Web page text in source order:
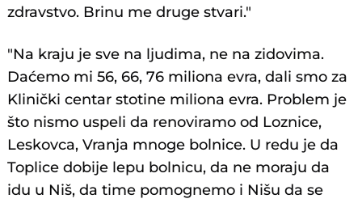
zdravstvo. Brinu me druge stvari."
"Na kraju je sve na ljudima, ne na zidovima.
Daćemo mi 56, 66, 76 miliona evra, dali smo za
Klinički centar stotine miliona evra. Problem je
što nismo uspeli da renoviramo od Loznice,
Leskovca, Vranja mnoge bolnice. U redu je da
Toplice dobije lepu bolnicu, da ne moraju da
idu u Niš, da time pomognemo i Nišu da se